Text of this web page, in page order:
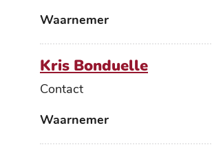
Functies
Waarnemer
Kris Bonduelle
Contact
Functies
Waarnemer